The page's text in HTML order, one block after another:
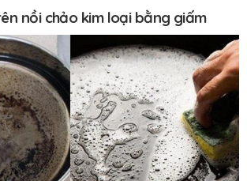
nồi chảo kim loại bằng giấm